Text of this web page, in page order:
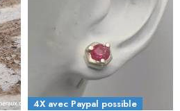
4X avec Paypal possible